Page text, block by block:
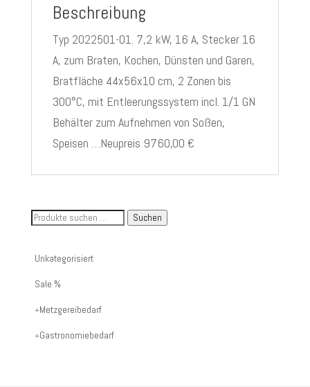
Beschreibung
Typ 2022501-01. 7,2 kW, 16 A, Stecker 16
A, zum Braten, Kochen, Dünsten und Garen,
Bratfläche 44x56x10 cm, 2 Zonen bis
300°C, mit Entleerungssystem incl. 1/1 GN
Behälter zum Aufnehmen von Soßen,
Speisen …Neupreis 9760,00 €
Suche
Artikelnummer
oder
Suchen
Unkategorisiert
Sale %
Metzgereibedarf
Gastronomiebedarf